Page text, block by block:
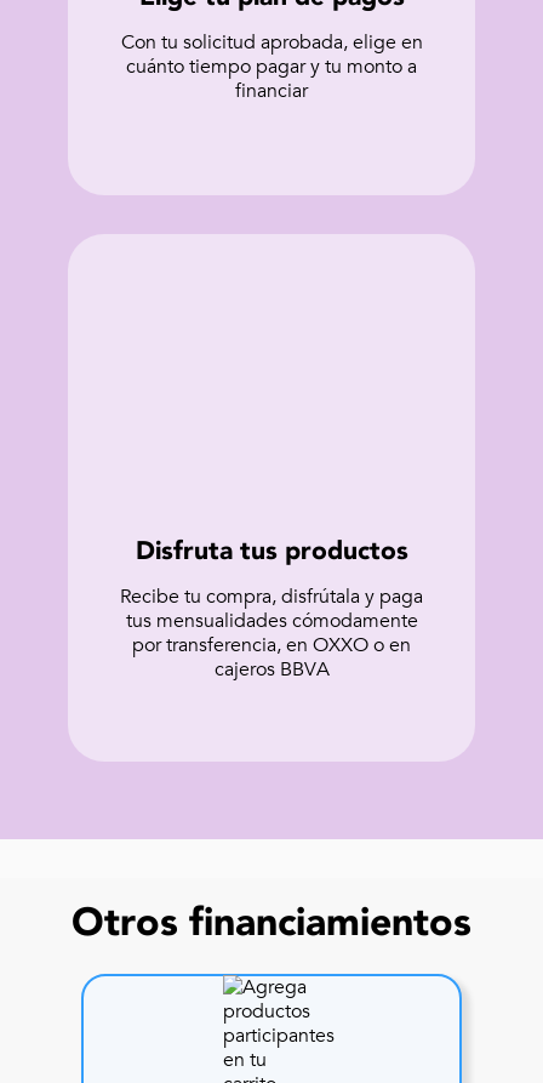
Con tu solicitud aprobada, elige en
cuánto tiempo pagar y tu monto a
financiar
Disfruta tus productos
Recibe tu compra, disfrútala y paga
tus mensualidades cómodamente
por transferencia, en OXXO o en
cajeros BBVA
Otros financiamientos